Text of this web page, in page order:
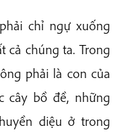
chỉ ngự xuống
cả chúng ta. Trong
phải là con của
cây bồ đề, những
diệu ở trong